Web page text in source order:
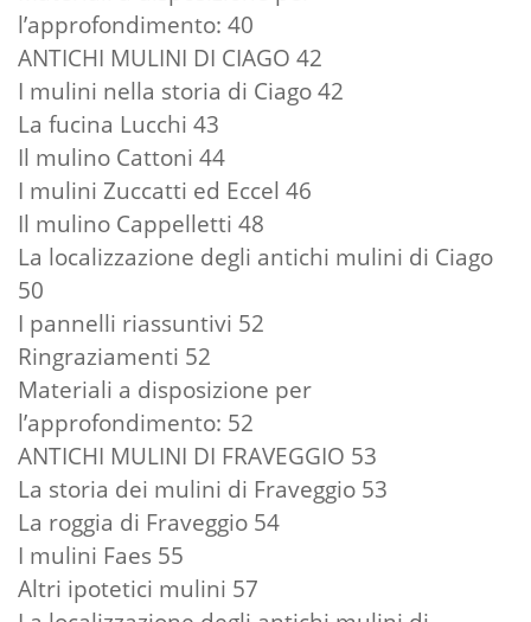
l’approfondimento: 40
ANTICHI MULINI DI CIAGO 42
I mulini nella storia di Ciago 42
La fucina Lucchi 43
Il mulino Cattoni 44
I mulini Zuccatti ed Eccel 46
Il mulino Cappelletti 48
La localizzazione degli antichi mulini di Ciago
50
I pannelli riassuntivi 52
Ringraziamenti 52
Materiali a disposizione per
l’approfondimento: 52
ANTICHI MULINI DI FRAVEGGIO 53
La storia dei mulini di Fraveggio 53
La roggia di Fraveggio 54
I mulini Faes 55
Altri ipotetici mulini 57